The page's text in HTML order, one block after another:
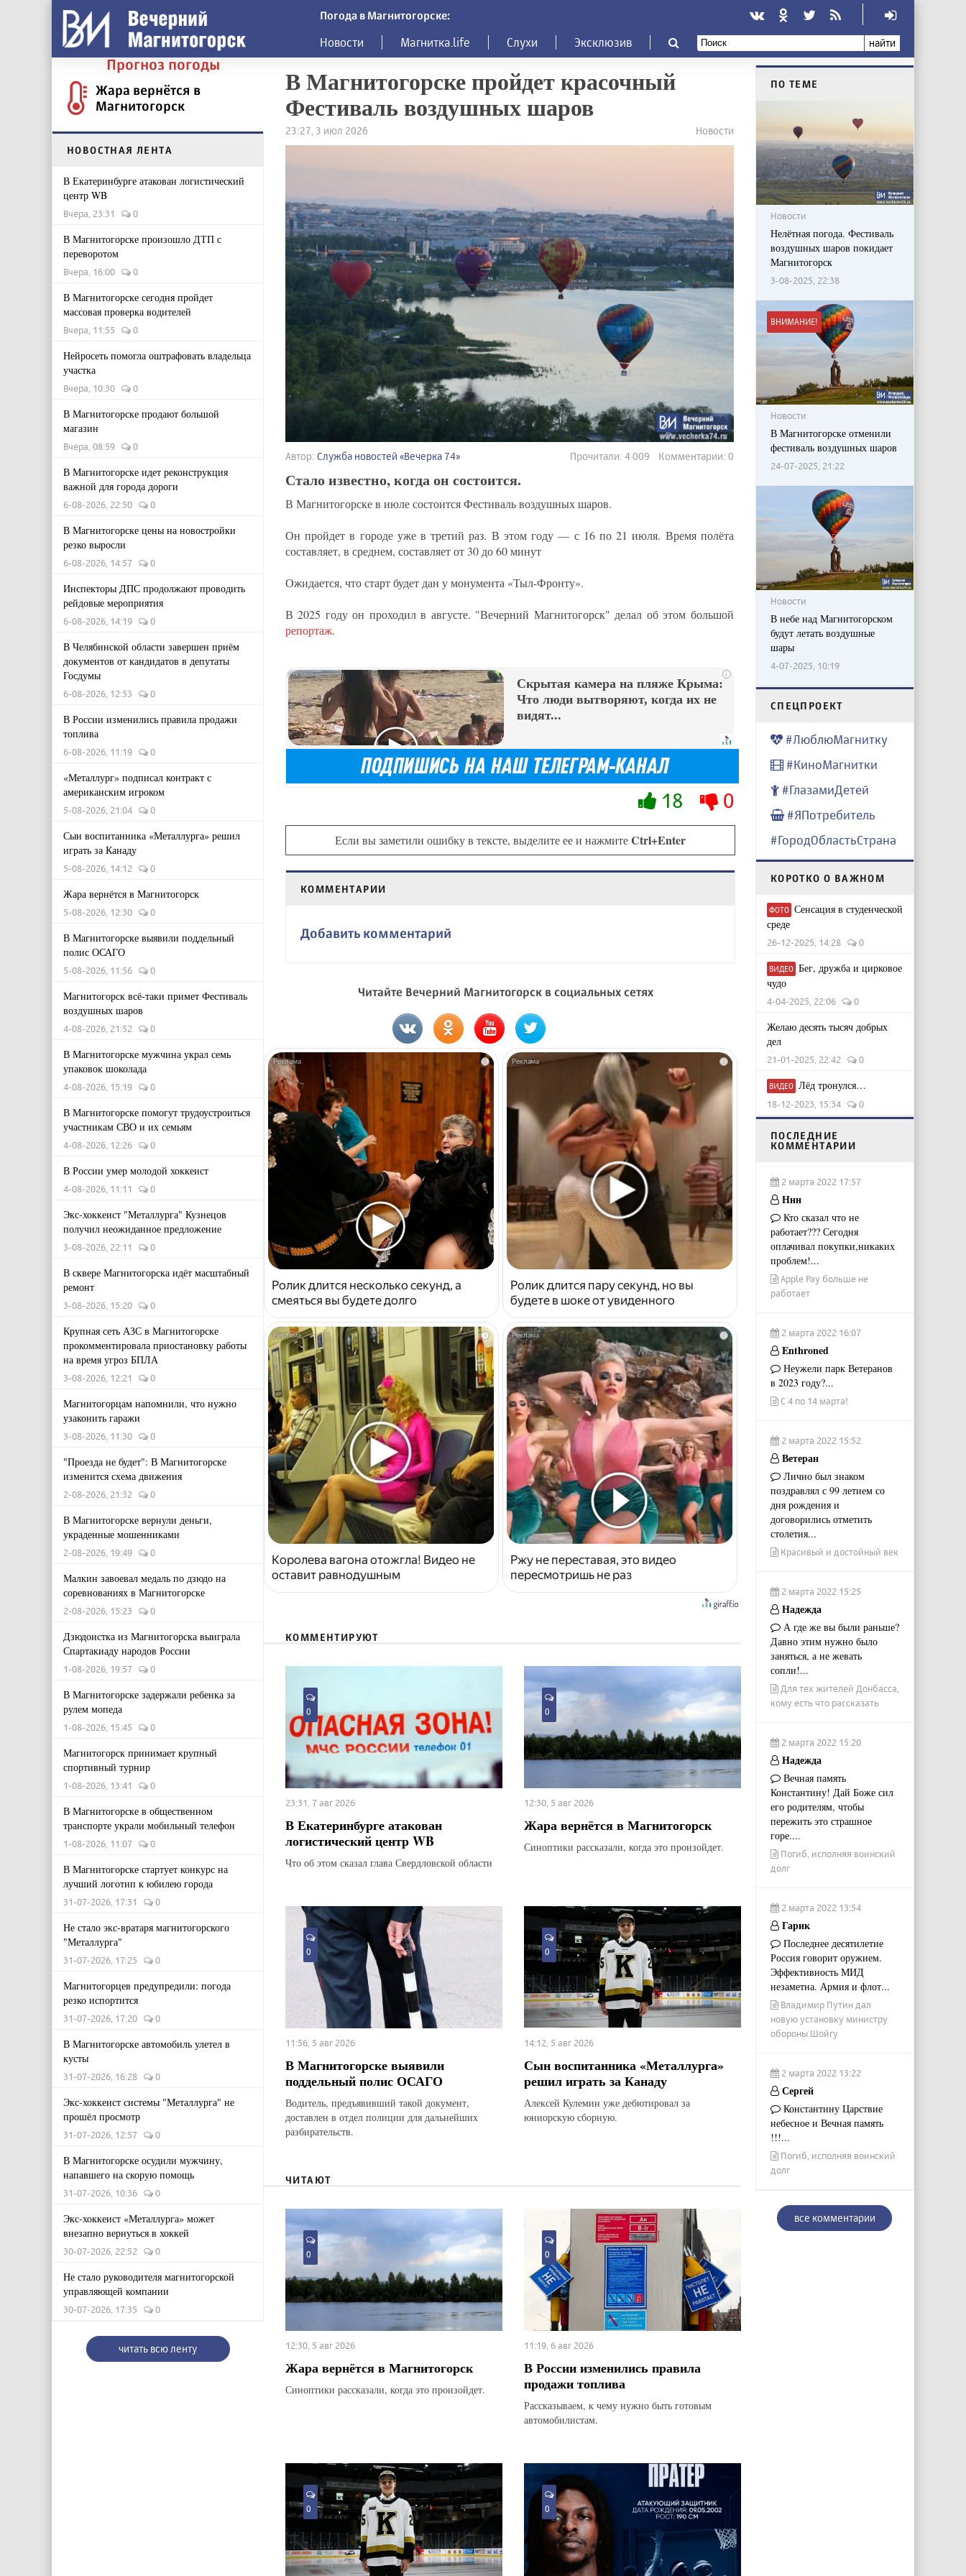
Погода в Магнитогорске:
Новости Магнитка.life Слухи Эксклюзив найти
Прогноз погоды
Жара вернётся в
Магнитогорск
НОВОСТНАЯ ЛЕНТА
В Екатеринбурге атакован логистический
центр WB
Вчера, 23:31 0
В Магнитогорске произошло ДТП с
переворотом
Вчера, 16:00 0
В Магнитогорске сегодня пройдет
массовая проверка водителей
Вчера, 11:55 0
Нейросеть помогла оштрафовать владельца
участка
Вчера, 10:30 0
В Магнитогорске продают большой
магазин
Вчера, 08:59 0
В Магнитогорске идет реконструкция
важной для города дороги
6-08-2026, 22:50 0
В Магнитогорске цены на новостройки
резко выросли
6-08-2026, 14:57 0
Инспекторы ДПС продолжают проводить
рейдовые мероприятия
6-08-2026, 14:19 0
В Челябинской области завершен приём
документов от кандидатов в депутаты
Госдумы
6-08-2026, 12:53 0
В России изменились правила продажи
топлива
6-08-2026, 11:19 0
«Металлург» подписал контракт с
американским игроком
5-08-2026, 21:04 0
Сын воспитанника «Металлурга» решил
играть за Канаду
5-08-2026, 14:12 0
Жара вернётся в Магнитогорск
5-08-2026, 12:30 0
В Магнитогорске выявили поддельный
полис ОСАГО
5-08-2026, 11:56 0
Магнитогорск всё-таки примет Фестиваль
воздушных шаров
4-08-2026, 21:52 0
В Магнитогорске мужчина украл семь
упаковок шоколада
4-08-2026, 15:19 0
В Магнитогорске помогут трудоустроиться
участникам СВО и их семьям
4-08-2026, 12:26 0
В России умер молодой хоккеист
4-08-2026, 11:11 0
Экс-хоккеист "Металлурга" Кузнецов
получил неожиданное предложение
3-08-2026, 22:11 0
В сквере Магнитогорска идёт масштабный
ремонт
3-08-2026, 15:20 0
Крупная сеть АЗС в Магнитогорске
прокомментировала приостановку работы
на время угроз БПЛА
3-08-2026, 12:21 0
Магнитогорцам напомнили, что нужно
узаконить гаражи
3-08-2026, 11:30 0
"Проезда не будет": В Магнитогорске
изменится схема движения
2-08-2026, 21:32 0
В Магнитогорске вернули деньги,
украденные мошенниками
2-08-2026, 19:49 0
Малкин завоевал медаль по дзюдо на
соревнованиях в Магнитогорске
2-08-2026, 15:23 0
Дзюдоистка из Магнитогорска выиграла
Спартакиаду народов России
1-08-2026, 19:57 0
В Магнитогорске задержали ребенка за
рулем мопеда
1-08-2026, 15:45 0
Магнитогорск принимает крупный
спортивный турнир
1-08-2026, 13:41 0
В Магнитогорске в общественном
транспорте украли мобильный телефон
1-08-2026, 11:07 0
В Магнитогорске стартует конкурс на
лучший логотип к юбилею города
31-07-2026, 17:31 0
Не стало экс-вратаря магнитогорского
"Металлурга"
31-07-2026, 17:25 0
Магнитогорцев предупредили: погода
резко испортится
31-07-2026, 17:20 0
В Магнитогорске автомобиль улетел в
кусты
31-07-2026, 16:28 0
Экс-хоккеист системы "Металлурга" не
прошёл просмотр
31-07-2026, 12:57 0
В Магнитогорске осудили мужчину,
напавшего на скорую помощь
31-07-2026, 10:36 0
Экс-хоккеист «Металлурга» может
внезапно вернуться в хоккей
30-07-2026, 22:52 0
Не стало руководителя магнитогорской
управляющей компании
30-07-2026, 17:35 0
читать всю ленту
В Магнитогорске пройдет красочный
Фестиваль воздушных шаров
23:27, 3 июл 2026 Новости
Автор: Служба новостей «Вечерка 74» Прочитали: 4 009 Комментарии: 0
Стало известно, когда он состоится.
В Магнитогорске в июле состоится Фестиваль воздушных шаров.
Он пройдет в городе уже в третий раз. В этом году — с 16 по 21 июля. Время полёта
составляет, в среднем, составляет от 30 до 60 минут
Ожидается, что старт будет дан у монумента «Тыл-Фронту».
В 2025 году он проходил в августе. "Вечерний Магнитогорск" делал об этом большой
репортаж.
i
Скрытая камера на пляже Крыма:
Что люди вытворяют, когда их не
видят...
18 0
Если вы заметили ошибку в тексте, выделите ее и нажмитеCtrl+Enter
КОММЕНТАРИИ
Добавить комментарий
Читайте Вечерний Магнитогорск в социальных сетях
i
Ролик длится несколько секунд, а
смеяться вы будете долго
i
Ролик длится пару секунд, но вы
будете в шоке от увиденного
i
Королева вагона отожгла! Видео не
оставит равнодушным
i
Ржу не переставая, это видео
пересмотришь не раз
КОММЕНТИРУЮТ
0
23:31, 7 авг 2026
В Екатеринбурге атакован
логистический центр WB
Что об этом сказал глава Свердловской области
0
12:30, 5 авг 2026
Жара вернётся в Магнитогорск
Синоптики рассказали, когда это произойдет.
0
11:56, 5 авг 2026
В Магнитогорске выявили
поддельный полис ОСАГО
Водитель, предъявивший такой документ,
доставлен в отдел полиции для дальнейших
разбирательств.
0
14:12, 5 авг 2026
Сын воспитанника «Металлурга»
решил играть за Канаду
Алексей Кулемин уже дебютировал за
юниорскую сборную.
ЧИТАЮТ
0
12:30, 5 авг 2026
Жара вернётся в Магнитогорск
Синоптики рассказали, когда это произойдет.
0
11:19, 6 авг 2026
В России изменились правила
продажи топлива
Рассказываем, к чему нужно быть готовым
автомобилистам.
0 0
ПО ТЕМЕ
Новости
Нелётная погода. Фестиваль
воздушных шаров покидает
Магнитогорск
3-08-2025, 22:38
ВНИМАНИЕ!
Новости
В Магнитогорске отменили
фестиваль воздушных шаров
24-07-2025, 21:22
Новости
В небе над Магнитогорском
будут летать воздушные
шары
4-07-2025, 10:19
CПЕЦПРОЕКТ
#ЛюблюМагнитку
#КиноМагнитки
#ГлазамиДетей
#ЯПотребитель
#ГородОбластьСтрана
КОРОТКО О ВАЖНОМ
ФОТО Сенсация в студенческой
среде
26-12-2025, 14:28 0
ВИДЕО Бег, дружба и цирковое
чудо
4-04-2025, 22:06 0
Желаю десять тысяч добрых
дел
21-01-2025, 22:42 0
ВИДЕО Лёд тронулся…
18-12-2023, 15:34 0
ПОСЛЕДНИЕ
КОММЕНТАРИИ
2 марта 2022 17:57
Ннн
Кто сказал что не
работает??? Сегодня
оплачивал покупки,никаких
проблем!...
Apple Pay больше не
работает
2 марта 2022 16:07
Enthroned
Неужели парк Ветеранов
в 2023 году?...
С 4 по 14 марта!
2 марта 2022 15:52
Ветеран
Лично был знаком
поздравлял с 99 летием со
дня рождения и
договорились отметить
столетия...
Красивый и достойный век
2 марта 2022 15:25
Надежда
А где же вы были раньше?
Давно этим нужно было
заняться, а не жевать
сопли!...
Для тех жителей Донбасса,
кому есть что рассказать
2 марта 2022 15:20
Надежда
Вечная память
Константину! Дай Боже сил
его родителям, чтобы
пережить это страшное
горе....
Погиб, исполняя воинский
долг
2 марта 2022 13:54
Гарик
Последнее десятилетие
Россия говорит оружием.
Эффективность МИД
незаметна. Армия и флот...
Владимир Путин дал
новую установку министру
обороны Шойгу
2 марта 2022 13:22
Сергей
Константину Царствие
небесное и Вечная память
!!!...
Погиб, исполняя воинский
долг
все комментарии